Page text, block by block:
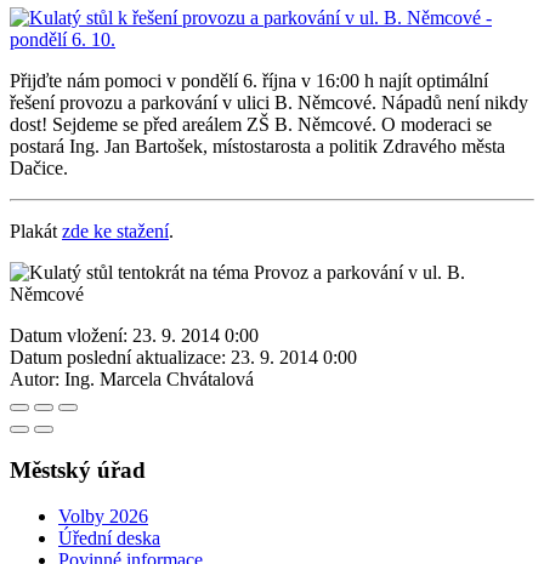
Přijďte nám pomoci v pondělí 6. října v 16:00 h najít optimální
řešení provozu a parkování v ulici B. Němcové. Nápadů není nikdy
dost! Sejdeme se před areálem ZŠ B. Němcové. O moderaci se
postará Ing. Jan Bartošek, místostarosta a politik Zdravého města
Dačice.
Plakát zde ke stažení.
Datum vložení: 23. 9. 2014 0:00
Datum poslední aktualizace: 23. 9. 2014 0:00
Autor: Ing. Marcela Chvátalová
Městský úřad
Volby 2026
Úřední deska